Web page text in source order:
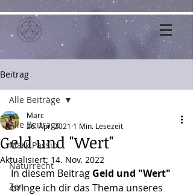
Beitrag
Alle Beiträge
Mark Passio
Naturrecht
Zen
Alle Beiträge
Geld und "Wert"
Marc
26. Apr. 2021 1 Min. Lesezeit
Aktualisiert: 14. Nov. 2022
In diesem Beitrag Geld und "Wert"
bringe ich dir das Thema unseres